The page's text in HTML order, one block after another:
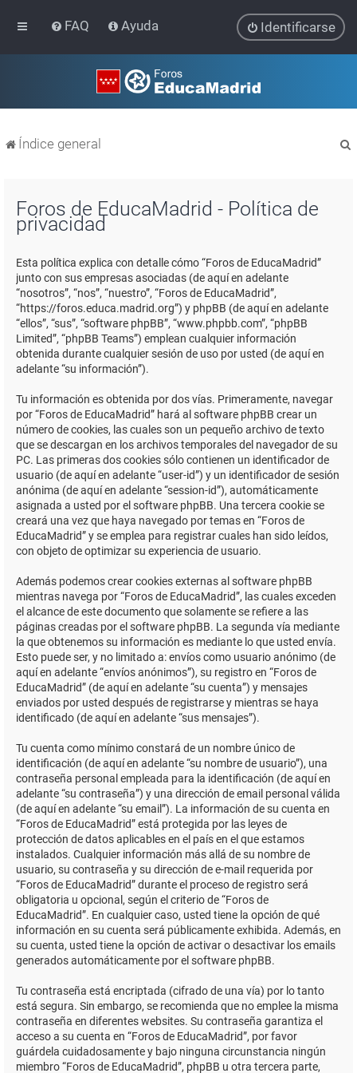
FAQ Ayuda Identificarse
Índice general
Foros de EducaMadrid - Política de
privacidad
Esta política explica con detalle cómo “Foros de EducaMadrid”
junto con sus empresas asociadas (de aquí en adelante
“nosotros”, “nos”, “nuestro”, “Foros de EducaMadrid”,
“https://foros.educa.madrid.org”) y phpBB (de aquí en adelante
“ellos”, “sus”, “software phpBB”, “www.phpbb.com”, “phpBB
Limited”, “phpBB Teams”) emplean cualquier información
obtenida durante cualquier sesión de uso por usted (de aquí en
adelante “su información”).
Tu información es obtenida por dos vías. Primeramente, navegar
por “Foros de EducaMadrid” hará al software phpBB crear un
número de cookies, las cuales son un pequeño archivo de texto
que se descargan en los archivos temporales del navegador de su
PC. Las primeras dos cookies sólo contienen un identificador de
usuario (de aquí en adelante “user-id”) y un identificador de sesión
anónima (de aquí en adelante “session-id”), automáticamente
asignada a usted por el software phpBB. Una tercera cookie se
creará una vez que haya navegado por temas en “Foros de
EducaMadrid” y se emplea para registrar cuales han sido leídos,
con objeto de optimizar su experiencia de usuario.
Además podemos crear cookies externas al software phpBB
mientras navega por “Foros de EducaMadrid”, las cuales exceden
el alcance de este documento que solamente se refiere a las
páginas creadas por el software phpBB. La segunda vía mediante
la que obtenemos su información es mediante lo que usted envía.
Esto puede ser, y no limitado a: envíos como usuario anónimo (de
aquí en adelante “envíos anónimos”), su registro en “Foros de
EducaMadrid” (de aquí en adelante “su cuenta”) y mensajes
enviados por usted después de registrarse y mientras se haya
identificado (de aquí en adelante “sus mensajes”).
Tu cuenta como mínimo constará de un nombre único de
identificación (de aquí en adelante “su nombre de usuario”), una
contraseña personal empleada para la identificación (de aquí en
adelante “su contraseña”) y una dirección de email personal válida
(de aquí en adelante “su email”). La información de su cuenta en
“Foros de EducaMadrid” está protegida por las leyes de
protección de datos aplicables en el país en el que estamos
instalados. Cualquier información más allá de su nombre de
usuario, su contraseña y su dirección de e-mail requerida por
“Foros de EducaMadrid” durante el proceso de registro será
obligatoria u opcional, según el criterio de “Foros de
EducaMadrid”. En cualquier caso, usted tiene la opción de qué
información en su cuenta será públicamente exhibida. Además, en
su cuenta, usted tiene la opción de activar o desactivar los emails
generados automáticamente por el software phpBB.
Tu contraseña está encriptada (cifrado de una vía) por lo tanto
está segura. Sin embargo, se recomienda que no emplee la misma
contraseña en diferentes websites. Su contraseña garantiza el
acceso a su cuenta en “Foros de EducaMadrid”, por favor
guárdela cuidadosamente y bajo ninguna circunstancia ningún
miembro “Foros de EducaMadrid”, phpBB u otra tercera parte,